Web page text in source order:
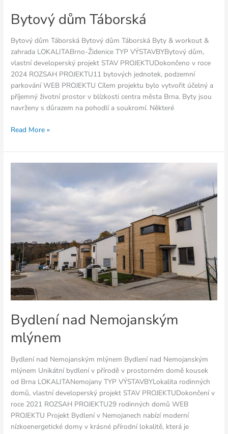
Bytový dům Táborská
Bytový dům Táborská Bytový dům Táborská Byty & workout &
zahrada LOKALITABrno-Židenice TYP VÝSTAVBYBytový dům,
vlastní developerský projekt STAV PROJEKTUDokončeno v roce
2024 ROZSAH PROJEKTU11 bytových jednotek, podzemní
parkování WEB PROJEKTU Cílem projektu bylo vytvořit účelný a
příjemný životní prostor v blízkosti centra města Brna. Byty jsou
navrženy s důrazem na pohodlí a soukromí. Některé
Read More »
Bydlení nad Nemojanským
mlýnem
Bydlení nad Nemojanským mlýnem Bydlení nad Nemojanským
mlýnem Unikátní bydlení v přírodě v prostorném domě kousek
od Brna LOKALITANemojany TYP VÝSTAVBYLokalita rodinných
domů, vlastní developerský projekt STAV PROJEKTUDokončení v
roce 2021 ROZSAH PROJEKTU29 rodinných domů WEB
PROJEKTU Projekt Bydlení v Nemojanech nabízí moderní
nízkoenergetické domy v krásné přírodní lokalitě, která je
mlýnem